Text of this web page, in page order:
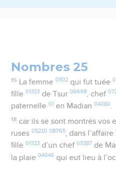
Nombres 25
15 La femme 0802qui fut tuée
fille01323 de Tsur06698, chef
paternelle01 en Madian04080.
18 car ils se sont montrés vos
ruses05230 08765, dans l’affaire
fille01323 d’un chef05387 de
la plaie04046 qui eut lieu à